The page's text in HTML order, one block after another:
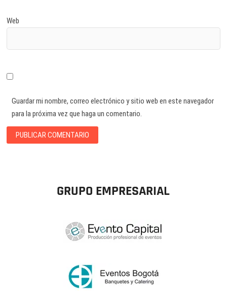
Web
Guardar mi nombre, correo electrónico y sitio web en este navegador
para la próxima vez que haga un comentario.
GRUPO EMPRESARIAL